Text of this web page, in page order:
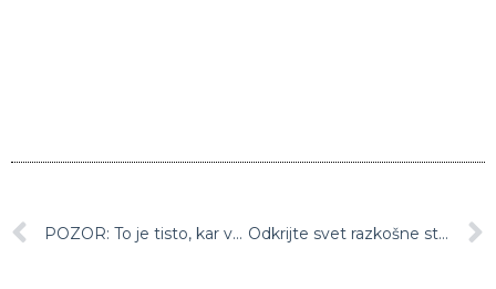
POZOR: To je tisto, kar vaš intimni vonj razkriva o vašem zdravju … Odkrijte svet razkošne strasti z igro Black Donna